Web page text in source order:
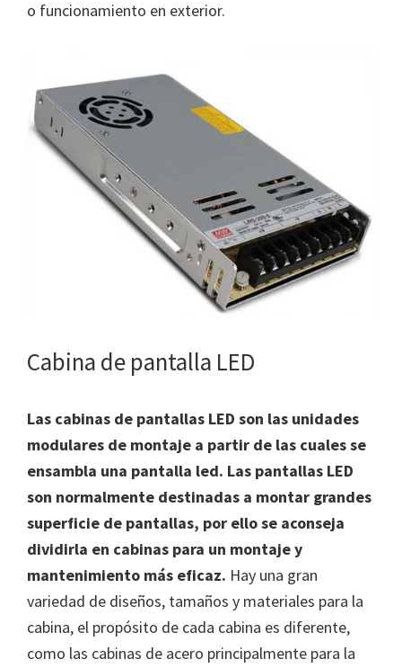
o funcionamiento en exterior.
Cabina de pantalla LED
Las cabinas de pantallas LED son las unidades
modulares de montaje a partir de las cuales se
ensambla una pantalla led. Las pantallas LED
son normalmente destinadas a montar grandes
superficie de pantallas, por ello se aconseja
dividirla en cabinas para un montaje y
mantenimiento más eficaz. Hay una gran
variedad de diseños, tamaños y materiales para la
cabina, el propósito de cada cabina es diferente,
como las cabinas de acero principalmente para la